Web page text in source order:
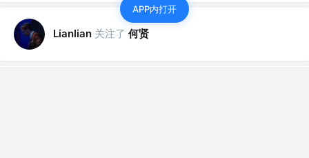
Lianlian 关注了 何贤
APP内打开